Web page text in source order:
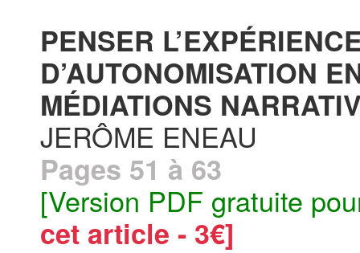
PENSER
D’AUTONOMISATION
MÉDIATIONS
JERÔME ENEAU
Pages 51 à 63
[Version PDF gratuite
cet article - 3€]